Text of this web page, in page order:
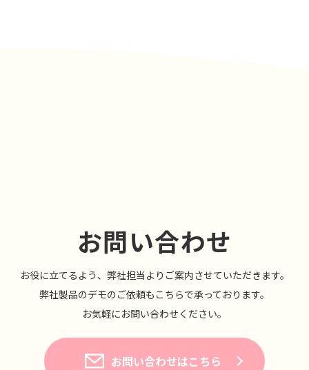
お問い合わせ
お役に⽴てるよう、弊社担当よりご案内させていただきます。
弊社製品のデモのご依頼もこちらで承っております。
お気軽にお問い合わせください。
お問い合わせはこちら